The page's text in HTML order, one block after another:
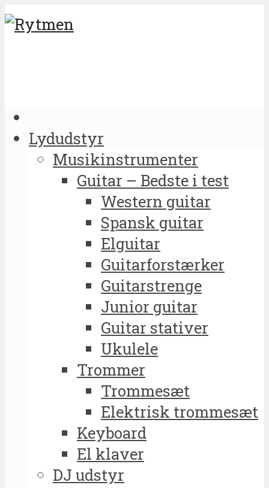
Lydudstyr
Musikinstrumenter
Guitar – Bedste i test
Western guitar
Spansk guitar
Elguitar
Guitarforstærker
Guitarstrenge
Junior guitar
Guitar stativer
Ukulele
Trommer
Trommesæt
Elektrisk trommesæt
Keyboard
El klaver
DJ udstyr